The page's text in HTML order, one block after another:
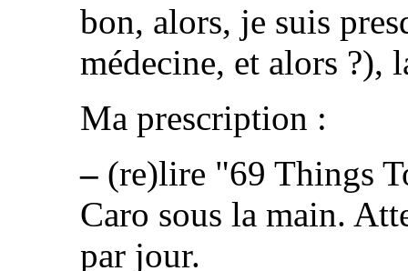
bon, alors, je suis
médecine, et alors ?),
Ma prescription :
– (re)lire "69 Things
Caro sous la main.
par jour.